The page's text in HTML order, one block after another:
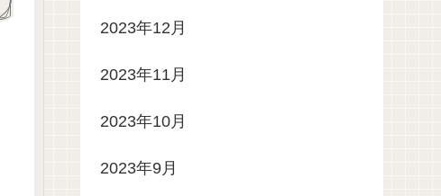
2023年12月
2023年11月
2023年10月
2023年9月